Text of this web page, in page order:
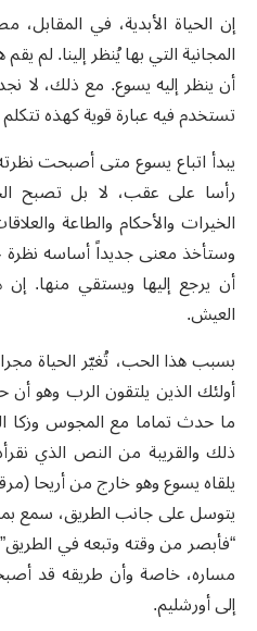
إن الحياة الأبدية، في المقابل،
المجانية التي بها يُنظر إلينا. لم
أن ينظر إليه يسوع. مع ذلك، لا
تستخدم فيه عبارة قوية كهذه
يبدأ اتباع يسوع متى أصبحت
رأسا على عقب، لا بل تصبح
الخيرات والأحكام والطاعة
وستأخذ معنى جديداً أساسه
أن يرجع إليها ويستقي منها.
العيش.
بسبب هذا الحب، تُغيّر الحياة
أولئك الذين يلتقون الرب وهو أن
ما حدث تماما مع المجوس وزكا
ذلك والقريبة من النص الذي
يتوسل على جانب الطريق، سمع
مساره، خاصة وأن طريقه قد
إلى أورشليم.